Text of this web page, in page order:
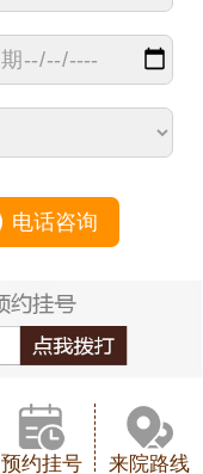
电话咨询
预约挂号 来院路线